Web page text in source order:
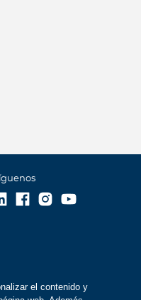
el contenido y